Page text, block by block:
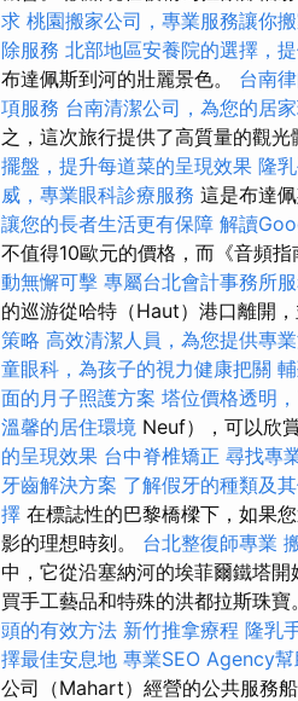
求 桃園搬家公司，專業服務讓你
除服務 北部地區安養院的選擇，
布達佩斯到河的壯麗景色。 台南
項服務 台南清潔公司，為您的居
之，這次旅行提供了高質量的觀
擺盤，提升每道菜的呈現效果 隆
威，專業眼科診療服務 這是布達
讓您的長者生活更有保障 解讀
不值得10歐元的價格，而《音頻
動無懈可擊 專屬台北會計事務所
的巡游從哈特（Haut）港口離開
策略 高效清潔人員，為您提供專
童眼科，為孩子的視力健康把關
面的月子照護方案 塔位價格透明
溫馨的居住環境 Neuf），可以欣
的呈現效果 台中脊椎矯正 尋找專
牙齒解決方案 了解假牙的種類及
擇 在標誌性的巴黎橋樑下，如果
影的理想時刻。 台北整復師專業
中，它從沿塞納河的埃菲爾鐵塔
買手工藝品和特殊的洪都拉斯珠寶
頭的有效方法 新竹推拿療程 隆乳
擇最佳安息地 專業SEO Agency
公司（Mahart）經營的公共服務船